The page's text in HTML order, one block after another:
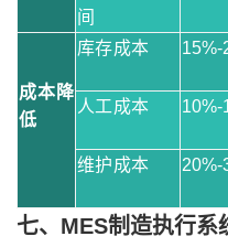
间
成本降
低
库存成本 15%-
人工成本
10%-
维护成本
20%-
七、MES制造执行系